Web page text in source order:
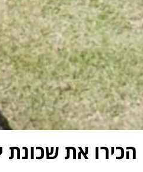
הכירו את שכונת